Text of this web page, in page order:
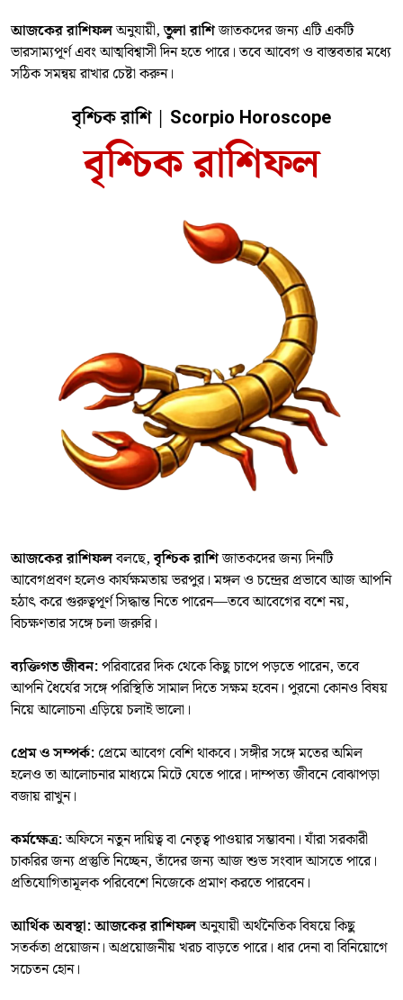
আজকের রাশিফলঅনুযায়ী,তুলা রাশিজাতকদের জন্য এটি একটি
ভারসাম্যপূর্ণ এবং আত্মবিশ্বাসী দিন হতে পারে। তবে আবেগ ও বাস্তবতার মধ্যে
সঠিক সমন্বয় রাখার চেষ্টা করুন।
বৃশ্চিক রাশি | Scorpio Horoscope
বৃশ্চিক রাশিফল
আজকের রাশিফলবলছে,বৃশ্চিক রাশিজাতকদের জন্য দিনটি
আবেগপ্রবণ হলেও কার্যক্ষমতায় ভরপুর। মঙ্গল ও চন্দ্রের প্রভাবে আজ আপনি
হঠাৎ করে গুরুত্বপূর্ণ সিদ্ধান্ত নিতে পারেন—তবে আবেগের বশে নয়,
বিচক্ষণতার সঙ্গে চলা জরুরি।
ব্যক্তিগত জীবন:পরিবারের দিক থেকে কিছু চাপে পড়তে পারেন, তবে
আপনি ধৈর্যের সঙ্গে পরিস্থিতি সামাল দিতে সক্ষম হবেন। পুরনো কোনও বিষয়
নিয়ে আলোচনা এড়িয়ে চলাই ভালো।
প্রেম ও সম্পর্ক: প্রেমে আবেগ বেশি থাকবে। সঙ্গীর সঙ্গে মতের অমিল
হলেও তা আলোচনার মাধ্যমে মিটে যেতে পারে। দাম্পত্য জীবনে বোঝাপড়া
বজায় রাখুন।
কর্মক্ষেত্র:অফিসে নতুন দায়িত্ব বা নেতৃত্ব পাওয়ার সম্ভাবনা। যাঁরা সরকারী
চাকরির জন্য প্রস্তুতি নিচ্ছেন, তাঁদের জন্য আজ শুভ সংবাদ আসতে পারে।
প্রতিযোগিতামূলক পরিবেশে নিজেকে প্রমাণ করতে পারবেন।
আর্থিক অবস্থা:আজকের রাশিফলঅনুযায়ী অর্থনৈতিক বিষয়ে কিছু
সতর্কতা প্রয়োজন। অপ্রয়োজনীয় খরচ বাড়তে পারে। ধার দেনা বা বিনিয়োগে
সচেতন হোন।